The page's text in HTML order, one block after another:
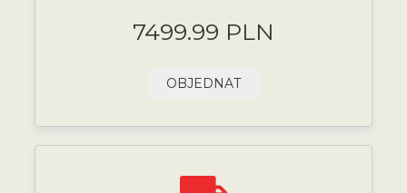
7499.99 PLN
OBJEDNAT